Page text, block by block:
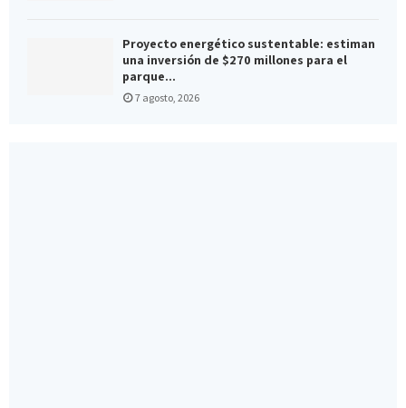
Proyecto energético sustentable: estiman
una inversión de $270 millones para el
parque...
7 agosto, 2026